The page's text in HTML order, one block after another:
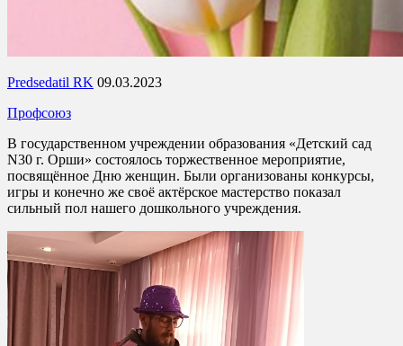
Predsedatil RK 09.03.2023
Профсоюз
В государственном учреждении образования «Детский сад
N30 г. Орши» состоялось торжественное мероприятие,
посвящённое Дню женщин. Были организованы конкурсы,
игры и конечно же своё актёрское мастерство показал
сильный пол нашего дошкольного учреждения.